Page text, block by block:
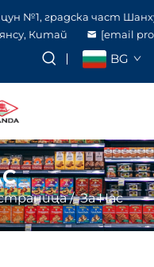
№1, градска част
Китай
[email
BG
/За Нас